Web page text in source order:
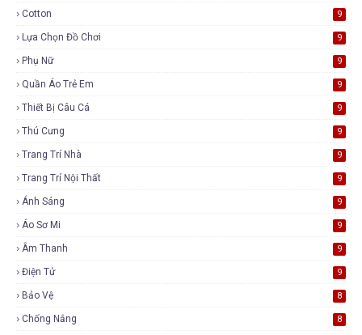
Cotton 9
Lựa Chọn Đồ Chơi 9
Phụ Nữ 9
Quần Áo Trẻ Em 9
Thiết Bị Câu Cá 9
Thú Cưng 9
Trang Trí Nhà 9
Trang Trí Nội Thất 9
Ánh Sáng 9
Áo Sơ Mi 9
Âm Thanh 9
Điện Tử 9
Bảo Vệ 8
Chống Nắng 8